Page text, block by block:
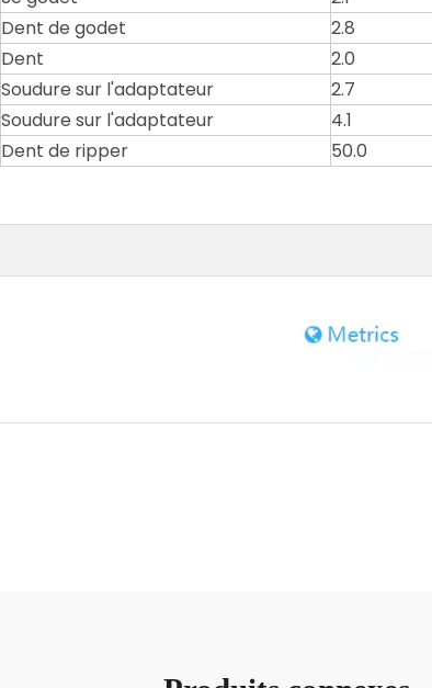
Dent de godet 2.8
Dent
2.0
Soudure sur l'adaptateur 2.7
Soudure sur l'adaptateur 4.1
Dent de ripper 50.0